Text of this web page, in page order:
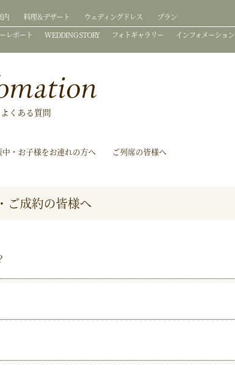
内 料理＆デザート ウェディングドレス
プラン
レポート WEDDING STORY フォトギャラリー インフォメーション
よくある質問
中・お子様をお連れの方へ ご列席の皆様へ
ご成約の皆様へ